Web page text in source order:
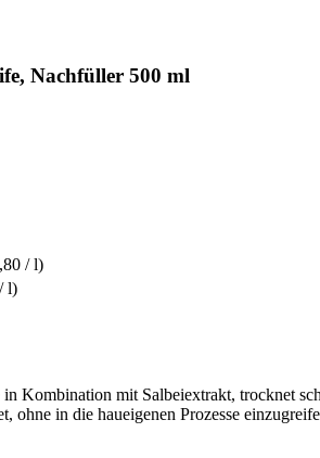
Nachfüller 500 ml
/ l)
l)
Kombination mit Salbeiextrakt, trocknet
in die haueigenen Prozesse